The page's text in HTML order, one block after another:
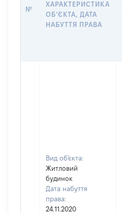
№
ХАРАКТЕРИСТИКА
ОБʼЄКТА, ДАТА
НАБУТТЯ ПРАВА
Вид об'єкта:
Житловий
будинок
Дата набуття
права:
24.11.2020